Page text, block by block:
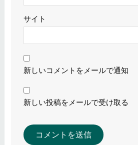
サイト
新しいコメントをメールで通知
新しい投稿をメールで受け取る